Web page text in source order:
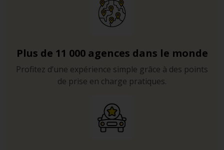
Plus de 11 000 agences dans le monde
Profitez d’une expérience simple grâce à des points
de prise en charge pratiques.